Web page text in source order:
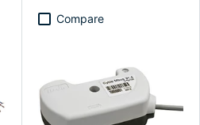
Compare